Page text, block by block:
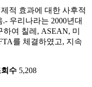
적 효과에 대한 사후적
우리나라는 2000년대
여 칠레, ASEAN, 미
를 체결하였고, 지속
수 5,208